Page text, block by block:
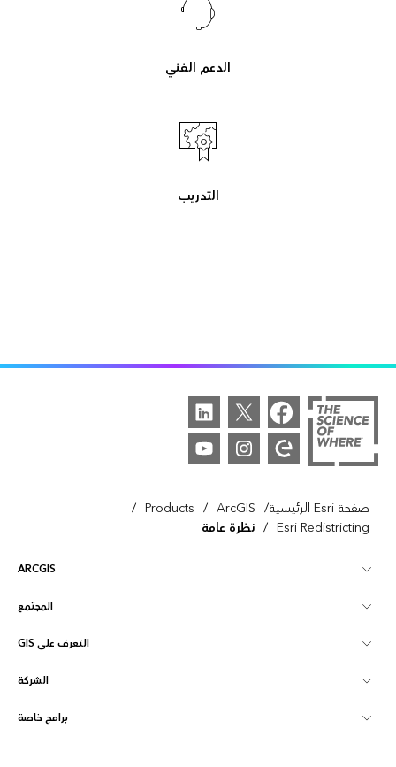
الدعم الفني
التدريب
صفحة Esri الرئيسية /
ArcGIS
/
Products
/
Esri Redistricting
/ نظرة عامة
ARCGIS
نظرة عامة على ArcGIS
تخطيط
المجتمع
مجتمع Esri
ArcGIS Blog
التعرف على GIS
ما هي GIS؟
ذكاء الموقع
الشركة
نبذة عن Esri برامج خاصة